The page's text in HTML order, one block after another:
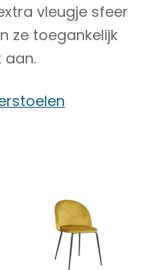
vleugje sfeer
ze toegankelijk
aan.